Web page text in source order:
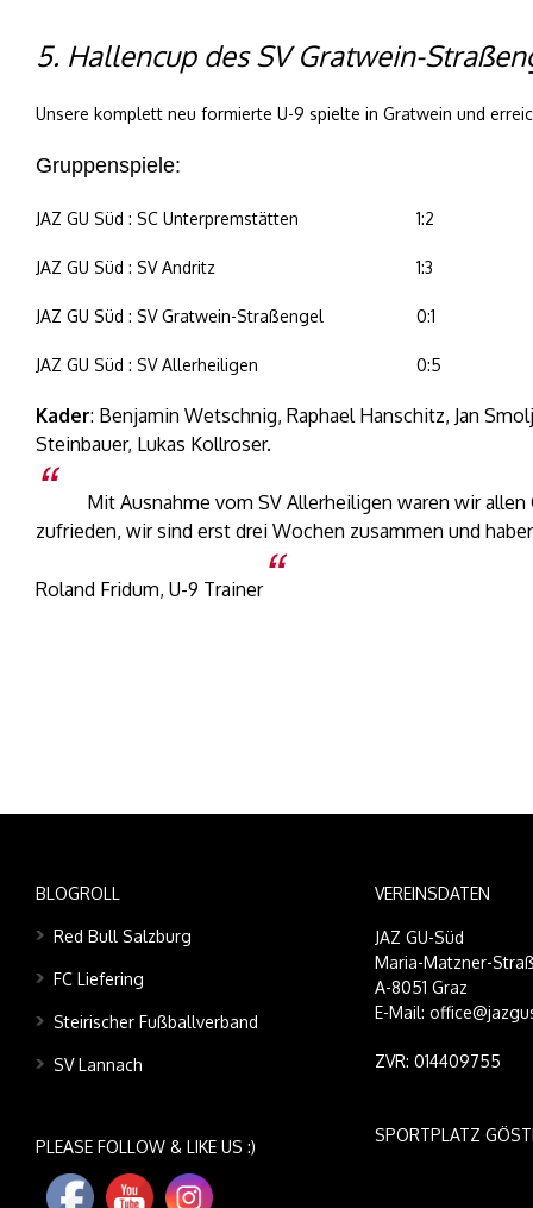
5. Hallencup des SV Gratwein-
Unsere komplett neu formierte U-9 spielte in Gratwein und
Gruppenspiele:
JAZ GU Süd : SC Unterpremstätten 1:2
JAZ GU Süd : SV Andritz 1:3
JAZ GU Süd : SV Gratwein-Straßengel 0:1
JAZ GU Süd : SV Allerheiligen 0:5
Kader: Benjamin Wetschnig, Raphael Hanschitz, Jan
Steinbauer, Lukas Kollroser.
Mit Ausnahme vom SV Allerheiligen waren wir
zufrieden, wir sind erst drei Wochen zusammen und
Roland Fridum, U-9 Trainer
BLOGROLL
Red Bull Salzburg
FC Liefering
Steirischer Fußballverband
SV Lannach
PLEASE FOLLOW & LIKE US :)
VEREINSDATEN
JAZ GU-Süd
Maria-Matzner-
A-8051 Graz
E-Mail:
ZVR: 014409755
SPORTPLATZ